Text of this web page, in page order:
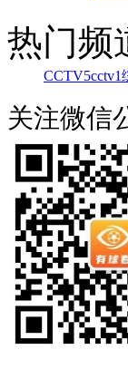
热门频
CCTV5cctv1
关注微信